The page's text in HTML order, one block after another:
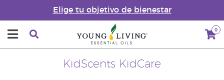
Elige tu objetivo de bienestar
0
KidScents KidCare